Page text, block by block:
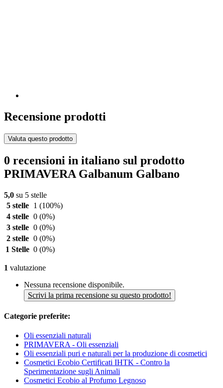
Recensione prodotti
Valuta questo prodotto
0 recensioni in italiano sul prodotto
PRIMAVERA Galbanum Galbano
5,0 su 5 stelle
5 stelle
1 (100%)
4 stelle 0 (0%)
3 stelle 0 (0%)
2 stelle 0 (0%)
1 Stelle 0 (0%)
1 valutazione
Nessuna recensione disponibile.
Scrivi la prima recensione su questo prodotto!
Categorie preferite:
Oli essenziali naturali
PRIMAVERA - Oli essenziali
Oli essenziali puri e naturali per la produzione di cosmetici
Cosmetici Ecobio Certificati IHTK - Contro la
Sperimentazione sugli Animali
Cosmetici Ecobio al Profumo Legnoso